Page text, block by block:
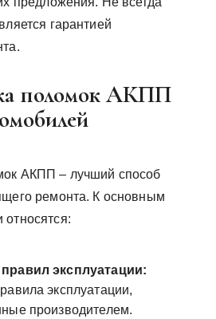
гарантией
поломок АКПП
АКПП – лучший способ
ремонта. К основным
эксплуатации:
эксплуатации,
производителем.